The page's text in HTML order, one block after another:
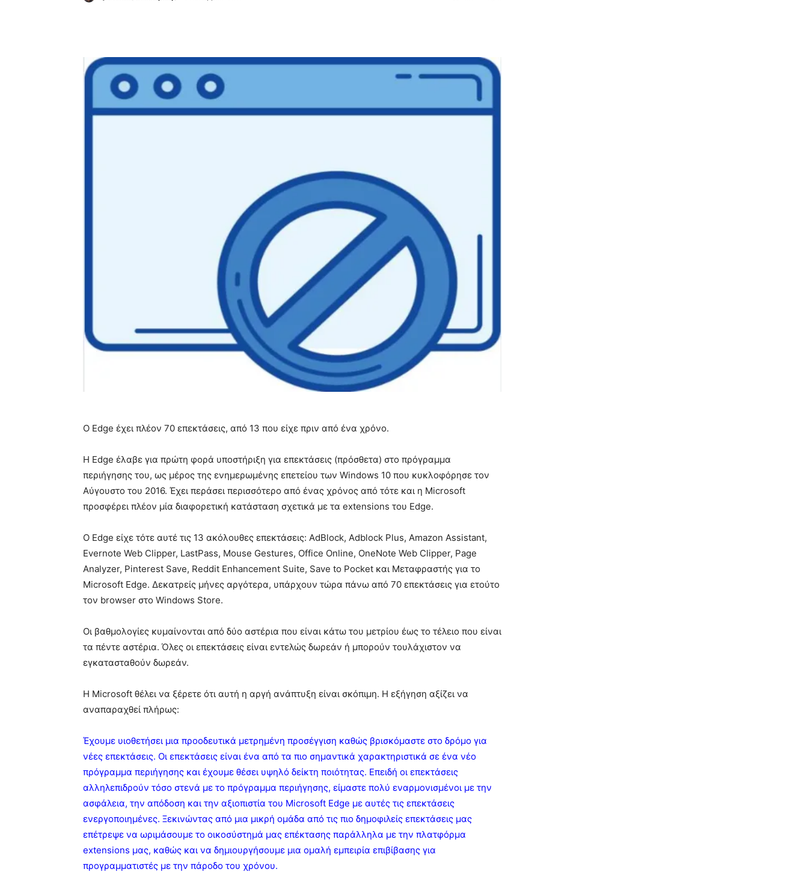
Ο Edge έχει πλέον 70 επεκτάσεις, από 13 που είχε πριν από ένα χρόνο.
Η Edge έλαβε για πρώτη φορά υποστήριξη για επεκτάσεις (πρόσθετα) στο πρόγραμμα
περιήγησης του, ως μέρος της ενημερωμένης επετείου των Windows 10 που κυκλοφόρησε τον
Αύγουστο του 2016. Έχει περάσει περισσότερο από ένας χρόνος από τότε και η Microsoft
προσφέρει πλέον μία διαφορετική κατάσταση σχετικά με τα extensions του Edge.
Ο Edge είχε τότε αυτέ τις 13 ακόλουθες επεκτάσεις: AdBlock, Adblock Plus, Amazon Assistant,
Evernote Web Clipper, LastPass, Mouse Gestures, Office Online, OneNote Web Clipper, Page
Analyzer, Pinterest Save, Reddit Enhancement Suite, Save to Pocket και Μεταφραστής για το
Microsoft Edge. Δεκατρείς μήνες αργότερα, υπάρχουν τώρα πάνω από 70 επεκτάσεις για ετούτο
τον browser στο Windows Store.
Οι βαθμολογίες κυμαίνονται από δύο αστέρια που είναι κάτω του μετρίου έως το τέλειο που είναι
τα πέντε αστέρια. Όλες οι επεκτάσεις είναι εντελώς δωρεάν ή μπορούν τουλάχιστον να
εγκατασταθούν δωρεάν.
Η Microsoft θέλει να ξέρετε ότι αυτή η αργή ανάπτυξη είναι σκόπιμη. Η εξήγηση αξίζει να
αναπαραχθεί πλήρως:
Έχουμε υιοθετήσει μια προοδευτικά μετρημένη προσέγγιση καθώς βρισκόμαστε στο δρόμο για
νέες επεκτάσεις. Οι επεκτάσεις είναι ένα από τα πιο σημαντικά χαρακτηριστικά σε ένα νέο
πρόγραμμα περιήγησης και έχουμε θέσει υψηλό δείκτη ποιότητας. Επειδή οι επεκτάσεις
αλληλεπιδρούν τόσο στενά με το πρόγραμμα περιήγησης, είμαστε πολύ εναρμονισμένοι με την
ασφάλεια, την απόδοση και την αξιοπιστία του Microsoft Edge με αυτές τις επεκτάσεις
ενεργοποιημένες. Ξεκινώντας από μια μικρή ομάδα από τις πιο δημοφιλείς επεκτάσεις μας
επέτρεψε να ωριμάσουμε το οικοσύστημά μας επέκτασης παράλληλα με την πλατφόρμα
extensions μας, καθώς και να δημιουργήσουμε μια ομαλή εμπειρία επιβίβασης για
προγραμματιστές με την πάροδο του χρόνου.